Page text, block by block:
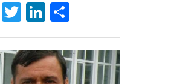
WhatsApp
TwitterLinkedIn